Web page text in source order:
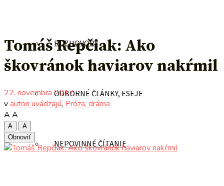
ROZHOVORY
ODBORNÉ ČLÁNKY, ESEJE
NEPOVINNÉ ČÍTANIE
Tomáš Repčiak: Ako
škovránok haviarov nakŕmil
22. novembra 2017
vautori uvádzajú, Próza, dráma
A A
A
A
Obnoviť